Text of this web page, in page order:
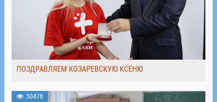
ПОЗДРАВЛЯЕМ КОЗАРЕВСКУЮ КСЕНЮ
50478